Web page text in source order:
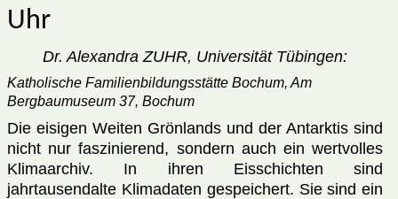
Uhr
Dr. Alexandra ZUHR, Universität Tübingen:
Katholische Familienbildungsstätte Bochum, Am
Bergbaumuseum 37, Bochum
Die eisigen Weiten Grönlands und der Antarktis sind
nicht nur faszinierend, sondern auch ein wertvolles
Klimaarchiv. In ihren Eisschichten sind
jahrtausendalte Klimadaten gespeichert. Sie sind ein